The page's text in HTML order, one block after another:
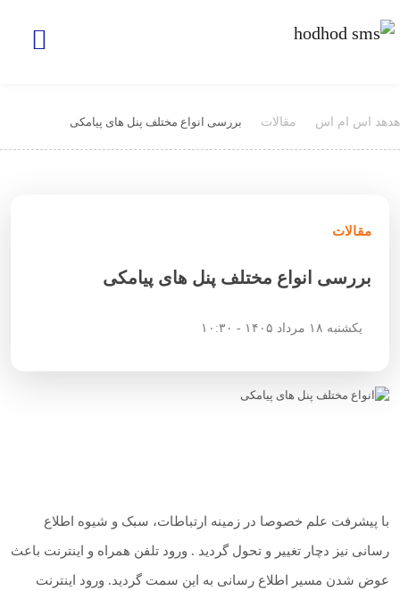
هدهد اس ام اس مقالات بررسی انواع مختلف پنل های پیامکی
مقالات
بررسی انواع مختلف پنل های پیامکی
یکشنبه ۱۸ مرداد ۱۴۰۵ - ۱۰:۳۰
با پیشرفت علم خصوصا در زمینه ارتباطات، سبک و شیوه اطلاع
رسانی نیز دچار تغییر و تحول گردید . ورود تلفن همراه و اینترنت باعث
عوض شدن مسیر اطلاع رسانی به این سمت گردید. ورود اینترنت